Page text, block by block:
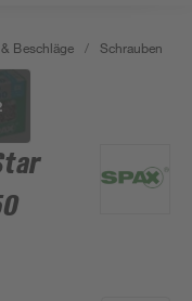
& Beschläge / Schrauben